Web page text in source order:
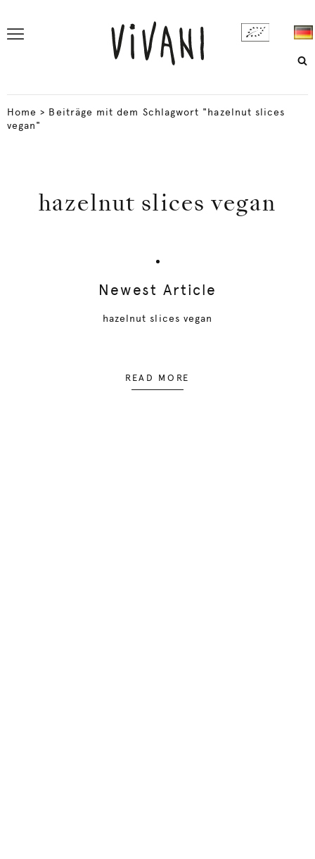
Home > Beiträge mit dem Schlagwort "hazelnut slices
vegan"
hazelnut slices vegan
Newest Article
hazelnut slices vegan
READ MORE